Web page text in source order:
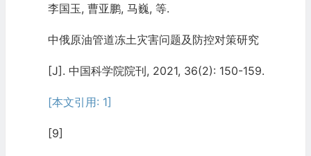
李国玉, 曹亚鹏, 马巍, 等.
中俄原油管道冻土灾害问题及防控对策研究
[J]. 中国科学院院刊, 2021, 36(2): 150-159.
[本文引用: 1]
[9]